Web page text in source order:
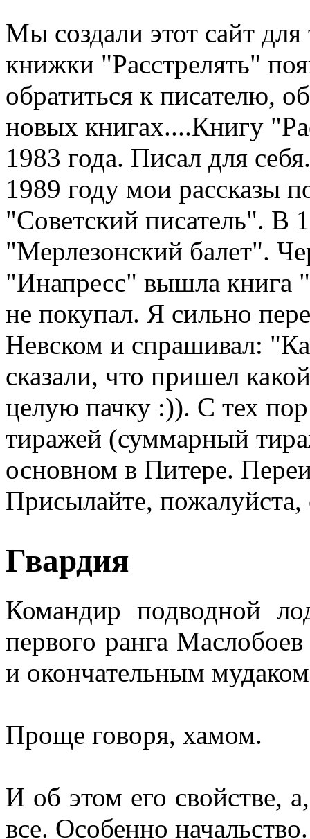
Мы создали этот сайт
книжки "Расстрелять"
обратиться к писателю,
новых книгах....Книгу
1983 года. Писал для
1989 году мои рассказы
"Советский писатель". В
"Мерлезонский балет".
"Инапресс" вышла книга
не покупал. Я сильно
Невском и спрашивал:
сказали, что пришел
целую пачку :)). С тех
тиражей (суммарный
основном в Питере.
Присылайте,
Гвардия
Командир подводной
первого ранга
и окончательным
Проще говоря, хамом.
И об этом его свойстве,
все. Особенно начальство.